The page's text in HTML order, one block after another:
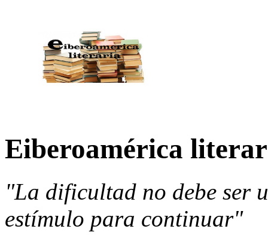
Eiberoamérica
"La dificultad no debe ser
estímulo para continuar"